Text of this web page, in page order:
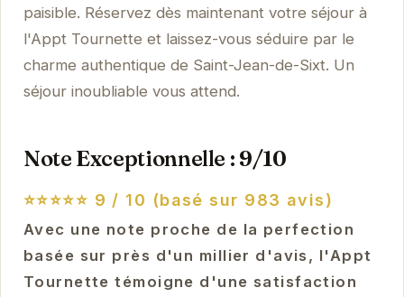
paisible. Réservez dès maintenant votre séjour à
l'Appt Tournette et laissez-vous séduire par le
charme authentique de Saint-Jean-de-Sixt. Un
séjour inoubliable vous attend.
Note Exceptionnelle : 9/10
⭐⭐⭐⭐⭐ 9 / 10 (basé sur 983 avis)
Avec une note proche de la perfection
basée sur près d'un millier d'avis, l'Appt
Tournette témoigne d'une satisfaction